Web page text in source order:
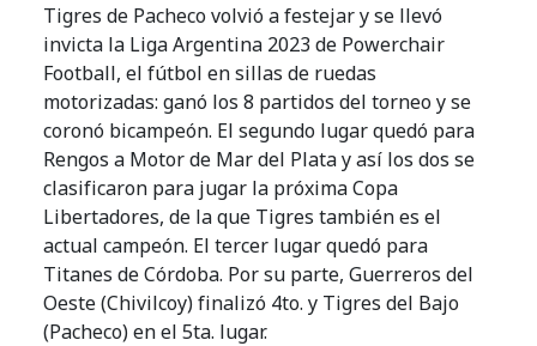
Tigres de Pacheco volvió a festejar y se llevó
invicta la Liga Argentina 2023 de Powerchair
Football, el fútbol en sillas de ruedas
motorizadas: ganó los 8 partidos del torneo y se
coronó bicampeón. El segundo lugar quedó para
Rengos a Motor de Mar del Plata y así los dos se
clasificaron para jugar la próxima Copa
Libertadores, de la que Tigres también es el
actual campeón. El tercer lugar quedó para
Titanes de Córdoba. Por su parte, Guerreros del
Oeste (Chivilcoy) finalizó 4to. y Tigres del Bajo
(Pacheco) en el 5ta. lugar.